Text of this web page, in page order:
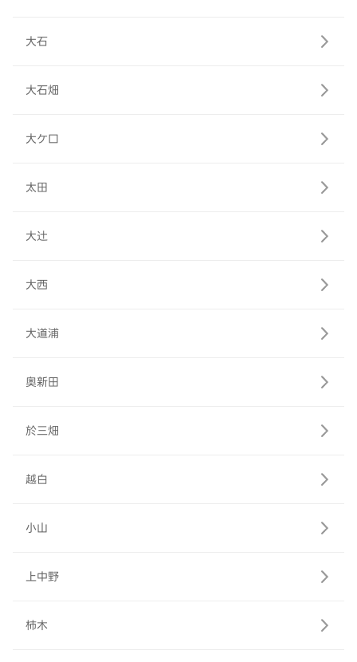
大石
大石畑
大ケ口
太田
大辻
大西
大道浦
奥新田
於三畑
越白
小山
上中野
柿木